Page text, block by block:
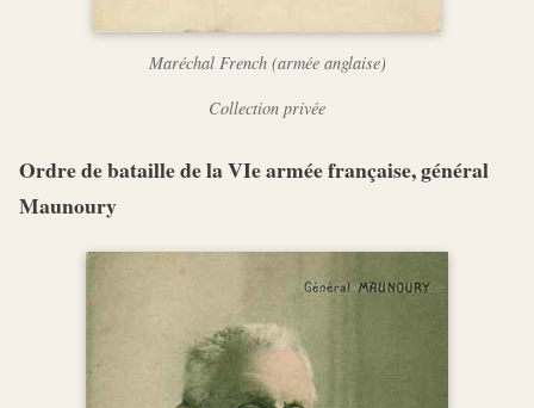
Maréchal French (armée anglaise)
Collection privée
Ordre de bataille de la VIe armée française, général
Maunoury